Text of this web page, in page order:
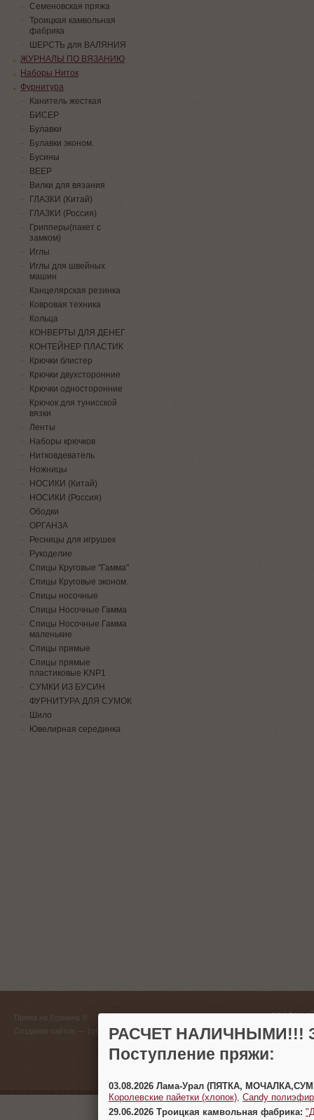
Семеновская пряжа
Троицкая камвольная
фабрика
ШЕРСТЬ для ВАЛЯНИЯ
ЖУРНАЛЫ ПО ВЯЗАНИЮ
Наборы Ниток
Фурнитура
Канитель жесткая
БИСЕР
Булавки
Булавки эконом.
Бусины
ВЕЕР
Вилки для вязания
ГЛАЗКИ (Китай)
ГЛАЗКИ (Россия)
Грипперы(пакет с
замком)
Иглы
Иглы для швейных
машин
Канцелярская резинка
Ковровая техника
Кольца
КОНВЕРТЫ ДЛЯ ДЕНЕГ
КОНТЕЙНЕР ПЛАСТИК
Крючки блистер
Крючки двухсторонние
Крючки односторонние
Крючок для тунисской
вязки
Ленты
Наборы крючков
Нитковдеватель
Ножницы
НОСИКИ (Китай)
НОСИКИ (Россия)
Ободки
ОРГАНЗА
Ресницы для игрушек
Рукоделие
Спицы Круговые "Гамма"
Спицы Круговые эконом.
Спицы носочные
Спицы Носочные Гамма
Спицы Носочные Гамма
маленькие
Спицы прямые
Спицы прямые
пластиковые KNP1
СУМКИ ИЗ БУСИН
ФУРНИТУРА ДЛЯ СУМОК
Шило
Ювелирная серединка
Пряжа на Есенина ©
Создание сайтов
(383)
г.
РАСЧЕТ НАЛИЧНЫМИ!!!
Поступление пряжи:
03.08.2026 Лама-Урал (ПЯТКА,
Королевские пайетки (хлопок) Candy
29.06.2026 Троицкая камвольная фабрика: